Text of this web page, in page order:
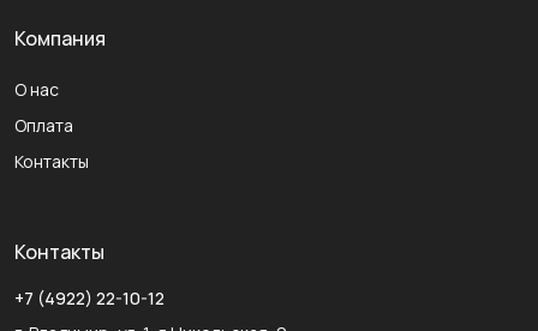
Компания
О нас
Оплата
Контакты
Контакты
+7 (4922) 22-10-12